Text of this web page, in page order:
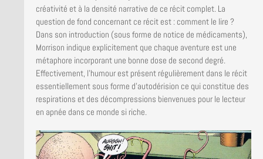
créativité et à la densité narrative de ce récit complet. La
question de fond concernant ce récit est : comment le lire ?
Dans son introduction (sous forme de notice de médicaments),
Morrison indique explicitement que chaque aventure est une
métaphore incorporant une bonne dose de second degré.
Effectivement, l’humour est présent régulièrement dans le récit
essentiellement sous forme d’autodérision ce qui constitue des
respirations et des décompressions bienvenues pour le lecteur
en apnée dans ce monde si riche.